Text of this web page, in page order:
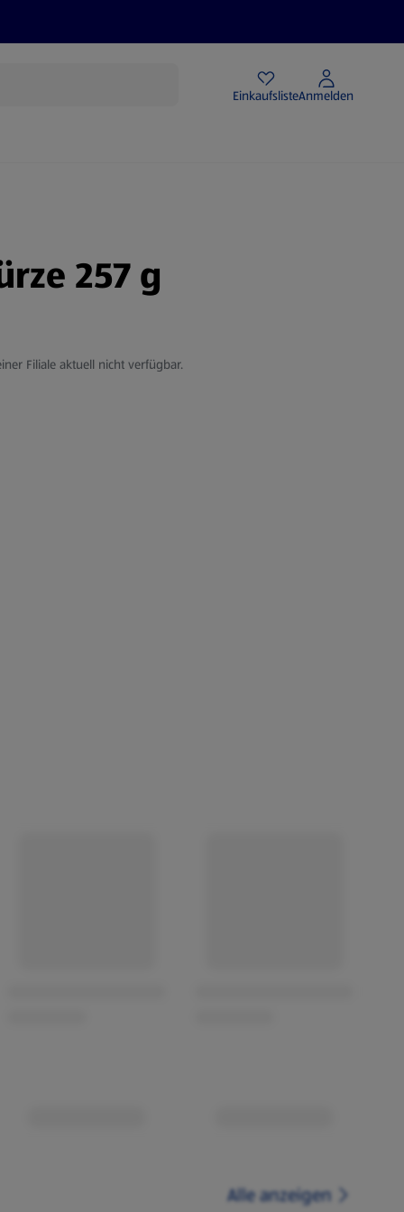
EinkaufslisteAnmelden
257 g
Filiale aktuell nicht verfügbar.
Alle anzeigen